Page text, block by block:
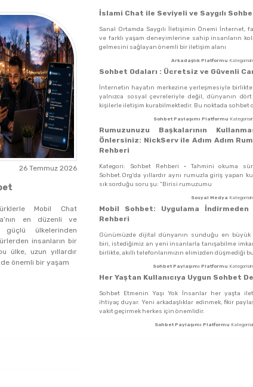
26 Temmuz 2026
Mobil Chat
en düzenli ve
güçlü ülkelerinden
insanların bir
ülke, uzun yıllardır
önemli bir yaşam
İslami Chat ile Seviyeli ve Saygılı
Sanal Ortamda Saygılı İletişimin Önemi İnternet,
ve farklı yaşam deneyimlerine sahip insanların
gelmesini sağlayan önemli bir iletişim alanı
Arkadaşlık Platformu
Sohbet Odaları : Ücretsiz ve Güvenli
İnternetin hayatın merkezine yerleşmesiyle
yalnızca sosyal çevreleriyle değil, dünyanın
kişilerle iletişim kurabilmektedir. Bu noktada sohbet
Sohbet Paylaşımı Platformu
Rumuzunuzu Başkalarının
Önlersiniz: NickServ ile Adım Adım
Rehberi
Kategori: Sohbet Rehberi · Tahmini okuma
Sohbet.Org'da yıllardır aynı rumuzla giriş yapan
sık sorduğu soru şu: "Birisi rumuzumu
Sosyal Medya
Mobil Sohbet: Uygulama İndirmeden
Rehberi
Günümüzde dijital dünyanın sunduğu en büyük
biri, istediğimiz an yeni insanlarla tanışabilme
birlikte, akıllı telefonlarımızın elimizden düşmediği
Sohbet Paylaşımı Platformu
Her Yaştan Kullanıcıya Uygun Sohbet
Sohbet Etmenin Yaşı Yok İnsanlar her yaşta
ihtiyaç duyar. Yeni arkadaşlıklar edinmek, fikir
vakit geçirmek herkes için önemlidir.
Sohbet Paylaşımı Platformu